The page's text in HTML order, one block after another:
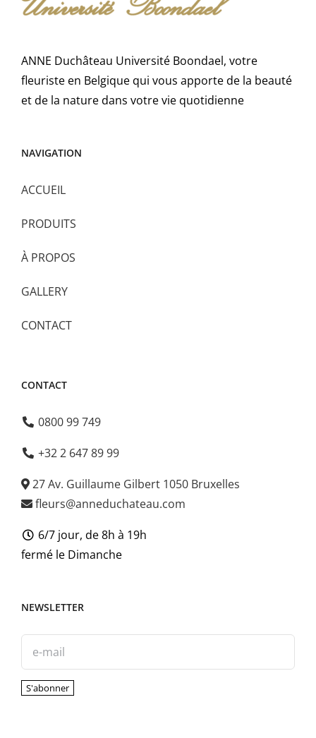
ANNE Duchâteau Université Boondael, votre
fleuriste en Belgique qui vous apporte de la beauté
et de la nature dans votre vie quotidienne
NAVIGATION
ACCUEIL
PRODUITS
À PROPOS
GALLERY
CONTACT
CONTACT
0800 99 749
+32 2 647 89 99
27 Av. Guillaume Gilbert 1050 Bruxelles
fleurs@anneduchateau.com
6/7 jour, de 8h à 19h
fermé le Dimanche
NEWSLETTER